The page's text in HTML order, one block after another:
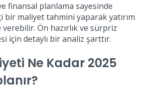
finansal planlama sayesinde
bir maliyet tahmini yaparak yatırım
verebilir. Ön hazırlık ve sürpriz
için detaylı bir analiz şarttır.
Ne Kadar 2025